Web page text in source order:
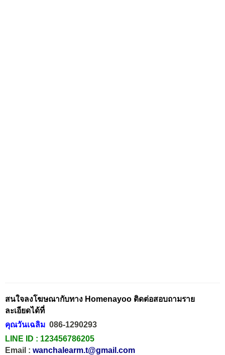
สนใจลงโฆษณากับทาง Homenayoo ติดต่อสอบถามราย
ละเอียดได้ที่
คุณวันเฉลิม 086-1290293
LINE ID : 123456786205
Email : wanchalearm.t@gmail.com